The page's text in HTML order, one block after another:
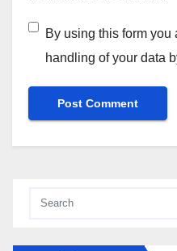
By using this form you
handling of your data